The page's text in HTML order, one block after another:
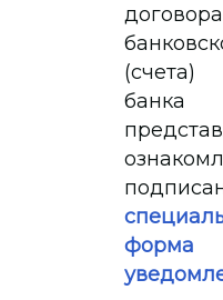
договора
банка
форма